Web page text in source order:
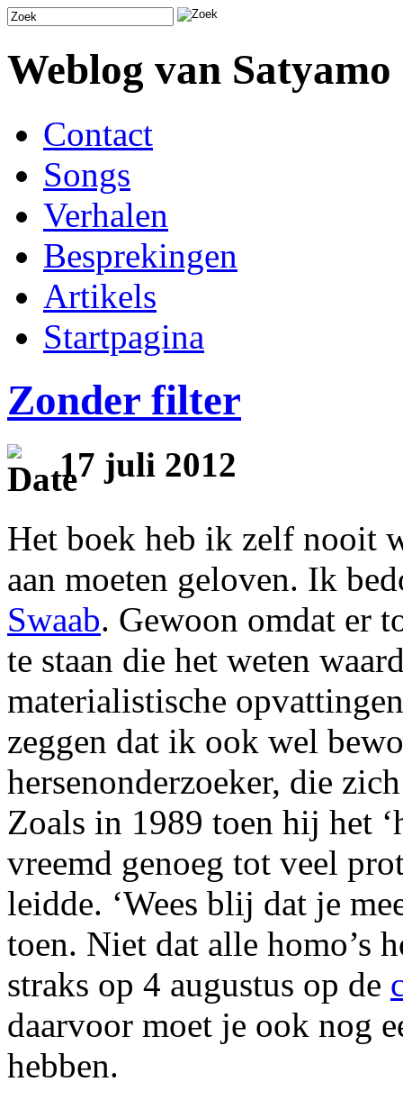
Weblog van Satyamo
Contact
Songs
Verhalen
Besprekingen
Artikels
Startpagina
Zonder filter
17 juli 2012
Het boek heb ik zelf nooit
aan moeten geloven. Ik
Swaab. Gewoon omdat er
te staan die het weten
materialistische
zeggen dat ik ook wel
hersenonderzoeker, die
Zoals in 1989 toen hij het
vreemd genoeg tot veel
leidde. ‘Wees blij dat je
toen. Niet dat alle homo’s
straks op 4 augustus op de
daarvoor moet je ook nog
hebben.